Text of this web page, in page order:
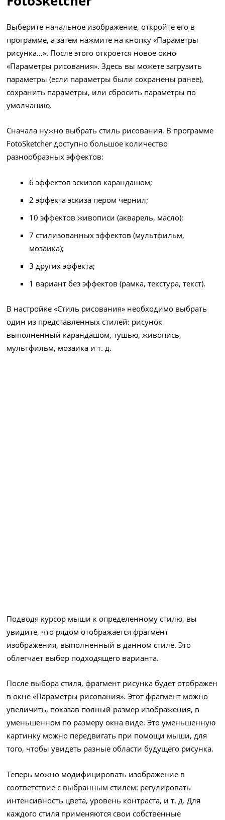
Выберите начальное изображение, откройте его в
программе, а затем нажмите на кнопку «Параметры
рисунка…». После этого откроется новое окно
«Параметры рисования». Здесь вы можете загрузить
параметры (если параметры были сохранены ранее),
сохранить параметры, или сбросить параметры по
умолчанию.
Сначала нужно выбрать стиль рисования. В программе
FotoSketcher доступно большое количество
разнообразных эффектов:
6 эффектов эскизов карандашом;
2 эффекта эскиза пером чернил;
10 эффектов живописи (акварель, масло);
7 стилизованных эффектов (мультфильм,
мозаика);
3 других эффекта;
1 вариант без эффектов (рамка, текстура, текст).
В настройке «Стиль рисования» необходимо выбрать
один из представленных стилей: рисунок
выполненный карандашом, тушью, живопись,
мультфильм, мозаика и т. д.
Подводя курсор мыши к определенному стилю, вы
увидите, что рядом отображается фрагмент
изображения, выполненный в данном стиле. Это
облегчает выбор подходящего варианта.
После выбора стиля, фрагмент рисунка будет отображен
в окне «Параметры рисования». Этот фрагмент можно
увеличить, показав полный размер изображения, в
уменьшенном по размеру окна виде. Это уменьшенную
картинку можно передвигать при помощи мыши, для
того, чтобы увидеть разные области будущего рисунка.
Теперь можно модифицировать изображение в
соответствие с выбранным стилем: регулировать
интенсивность цвета, уровень контраста, и т. д. Для
каждого стиля применяются свои собственные